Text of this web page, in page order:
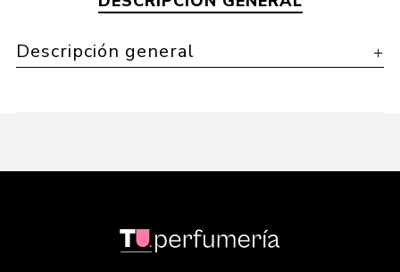
Descripción general